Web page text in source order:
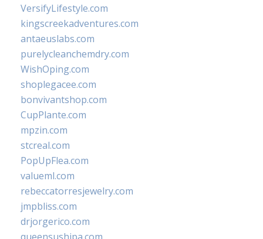
VersifyLifestyle.com
kingscreekadventures.com
antaeuslabs.com
purelycleanchemdry.com
WishOping.com
shoplegacee.com
bonvivantshop.com
CupPlante.com
mpzin.com
stcreal.com
PopUpFlea.com
valueml.com
rebeccatorresjewelry.com
jmpbliss.com
drjorgerico.com